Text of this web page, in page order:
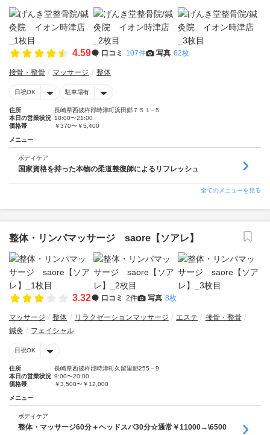
4.59 口コミ 107件 写真 62枚
接骨・整骨 マッサージ 整体
日祝OK 駐車場有
住所
長崎県西彼杵郡時津町浜田郷７５１−５
本日の営業状況 10:00〜21:00
価格帯
￥370〜￥5,400
メニュー
ボディケア
国家資格を持った本物の柔道整復師によるリフレッシュ
全てのメニューを見る
整体・リンパマッサージ saore【ソアレ】
3.32 口コミ 2件 写真 8枚
マッサージ 整体 リラクゼーションマッサージ エステ
接骨・整骨
鍼灸
フェイシャル
日祝OK
住所
長崎県西彼杵郡時津町久留里郷255－9
本日の営業状況 9:00〜20:00
価格帯
￥3,500〜￥12,000
メニュー
ボディケア
整体・マッサージ60分＋ヘッドスパ30分☆通常￥11000→\6500